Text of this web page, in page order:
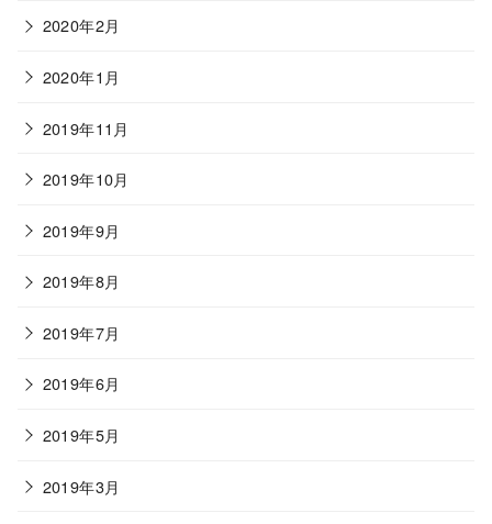
2020年2月
2020年1月
2019年11月
2019年10月
2019年9月
2019年8月
2019年7月
2019年6月
2019年5月
2019年3月